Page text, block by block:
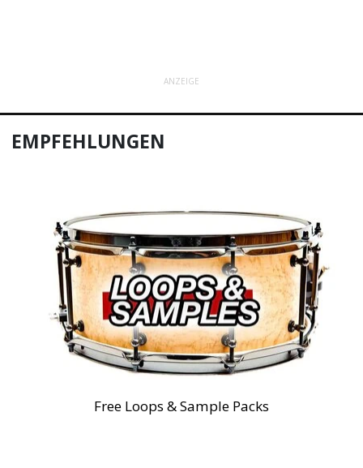
ANZEIGE
EMPFEHLUNGEN
Free Loops & Sample Packs